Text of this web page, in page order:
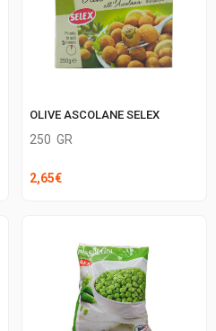
OLIVE ASCOLANE SELEX
250 GR
2,65€